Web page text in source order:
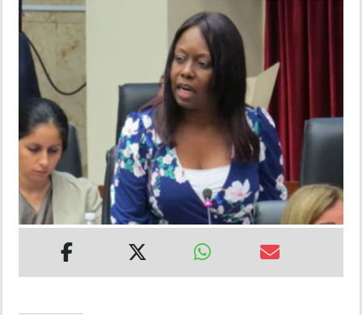
POLÍTICA
SHOW
DEPORTES
MUNDO
INSÓLITAS
MULTIMEDIA